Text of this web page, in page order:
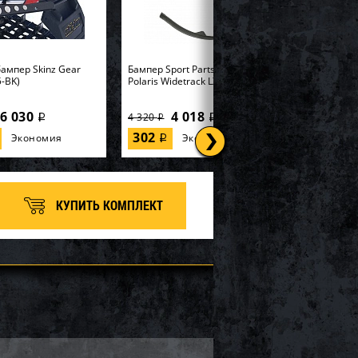
Skinz Gear
BK)
6 030 i
Экономия
Бампер Sport Parts Inc. для
Polaris Widetrack LX SM-12358
4 320i 4 018 i
302 i Экономия
КУПИТЬ КОМПЛЕКТ